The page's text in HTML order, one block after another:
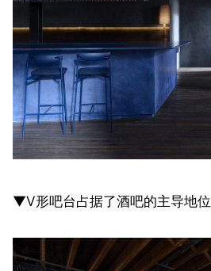
▼V形吧台占据了酒吧的主导地位